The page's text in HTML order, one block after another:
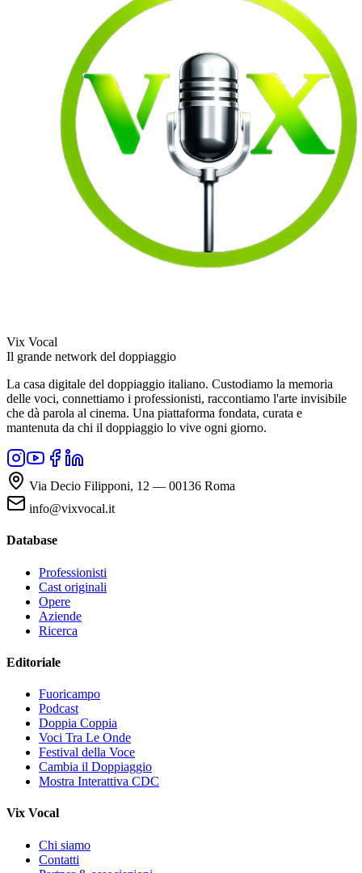
Vix Vocal
Il grande network del doppiaggio
La casa digitale del doppiaggio italiano. Custodiamo la memoria
delle voci, connettiamo i professionisti, raccontiamo l'arte invisibile
che dà parola al cinema. Una piattaforma fondata, curata e
mantenuta da chi il doppiaggio lo vive ogni giorno.
Via Decio Filipponi, 12 — 00136 Roma
info@vixvocal.it
Database
Professionisti
Cast originali
Opere
Aziende
Ricerca
Editoriale
Fuoricampo
Podcast
Doppia Coppia
Voci Tra Le Onde
Festival della Voce
Cambia il Doppiaggio
Mostra Interattiva CDC
Vix Vocal
Chi siamo
Contatti